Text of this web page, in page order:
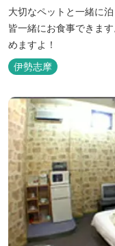
大切なペットと一緒に
皆一緒にお食事できま
めますよ！
伊勢志摩